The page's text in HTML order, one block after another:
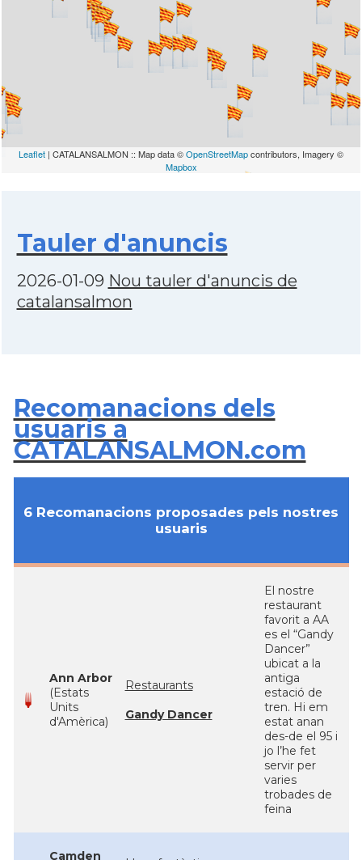
Leaflet | CATALANSALMON :: Map data ©OpenStreetMapcontributors, Imagery ©
Mapbox
Tauler d'anuncis
2026-01-09 Nou tauler d'anuncis de
catalansalmon
Recomanacions dels
usuaris a
CATALANSALMON.com
6 Recomanacions proposades pels nostres
usuaris
Ann Arbor
(Estats
Units
d'Amèrica)
Restaurants
Gandy Dancer
El nostre
restaurant
favorit a AA
es el “Gandy
Dancer”
ubicat a la
antiga
estació de
tren. Hi em
estat anan
des-de el 95 i
jo l’he fet
servir per
varies
trobades de
feina
Camden